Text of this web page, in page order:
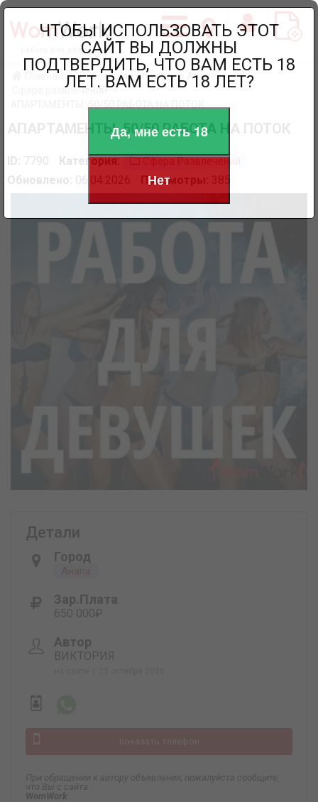
работа для девушек
Главная
Работа для девушек в Анапе
Сфера развлечений
АПАРТАМЕНТЫ ,50/50 РАБОТА НА ПОТОК
ID: 7790 Категория: Сфера Развлечений
Обновлено: 06.04.2026 Просмотры: 385
Детали
Город
Анапа
Зар.плата
650 000₽
Автор
ВИКТОРИЯ
показать телефон
При обращении к автору объявления, пожалуйста сообщите,
что Вы с сайта
WomWork
ЧТОБЫ ИСПОЛЬЗОВАТЬ ЭТОТ
САЙТ ВЫ ДОЛЖНЫ
ПОДТВЕРДИТЬ, ЧТО ВАМ ЕСТЬ 18
ЛЕТ. ВАМ ЕСТЬ 18 ЛЕТ?
Да, мне есть 18
Нет